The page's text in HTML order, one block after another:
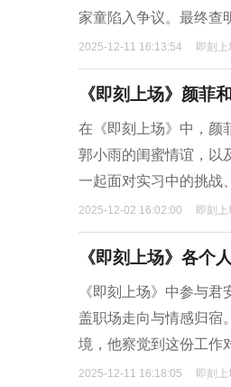
家童陷入争议。最终查
2025-12-11 16:13:54 即刻上
《即刻上场》颜菲
在《即刻上场》中，颜
郭小雨的闺蜜情谊，以
一起面对实习中的挑战
2025-12-02 16:02:00 即刻上
《即刻上场》各个
《即刻上场》中参与
盖职场走向与情感归宿
境，他察觉到这份工作
2025-12-11 16:18:05 即刻上